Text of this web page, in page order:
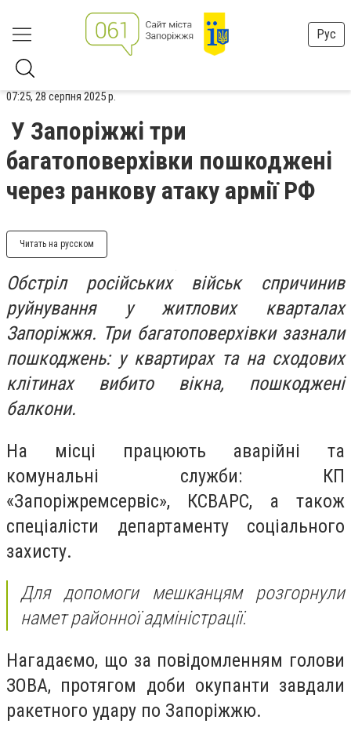
Рус
07:25, 28 серпня 2025 р.
У Запоріжжі три
багатоповерхівки пошкоджені
через ранкову атаку армії РФ
Читать на русском
Обстріл російських військ спричинив
руйнування у житлових кварталах
Запоріжжя. Три багатоповерхівки зазнали
пошкоджень: у квартирах та на сходових
клітинах вибито вікна, пошкоджені
балкони.
На місці працюють аварійні та
комунальні служби: КП
«Запоріжремсервіс», КСВАРС, а також
спеціалісти департаменту соціального
захисту.
Для допомоги мешканцям розгорнули
намет районної адміністрації.
Нагадаємо, що за повідомленням голови
ЗОВА, протягом доби окупанти завдали
ракетного удару по Запоріжжю.